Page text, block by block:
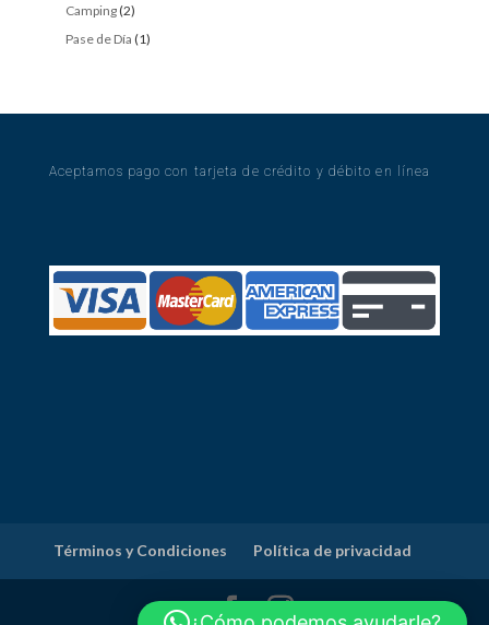
products
Camping 22
products
Pase de Día 11
Aceptamos pago con tarjeta de crédito y débito en línea
Términos y Condiciones Política de privacidad